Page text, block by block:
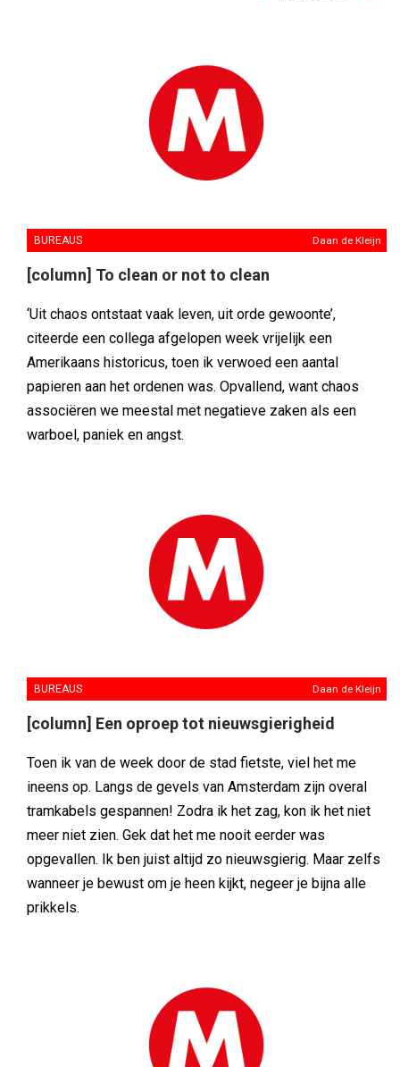
BUREAUS Daan de Kleijn
[column] To clean or not to clean
‘Uit chaos ontstaat vaak leven, uit orde gewoonte’,
citeerde een collega afgelopen week vrijelijk een
Amerikaans historicus, toen ik verwoed een aantal
papieren aan het ordenen was. Opvallend, want chaos
associëren we meestal met negatieve zaken als een
warboel, paniek en angst.
BUREAUS Daan de Kleijn
[column] Een oproep tot nieuwsgierigheid
Toen ik van de week door de stad fietste, viel het me
ineens op. Langs de gevels van Amsterdam zijn overal
tramkabels gespannen! Zodra ik het zag, kon ik het niet
meer niet zien. Gek dat het me nooit eerder was
opgevallen. Ik ben juist altijd zo nieuwsgierig. Maar zelfs
wanneer je bewust om je heen kijkt, negeer je bijna alle
prikkels.